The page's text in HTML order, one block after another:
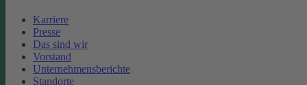
Karriere
Presse
Das sind wir
Vorstand
Unternehmensberichte
Standorte